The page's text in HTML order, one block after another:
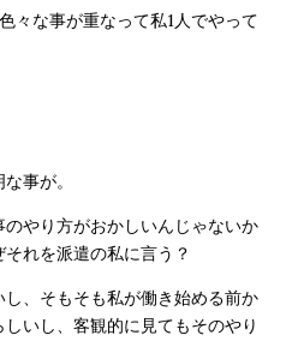
々な事が重なって私1人でやって
事が。
やり方がおかしいんじゃないか
れを派遣の私に言う？
、そもそも私が働き始める前か
いし、客観的に見てもそのやり